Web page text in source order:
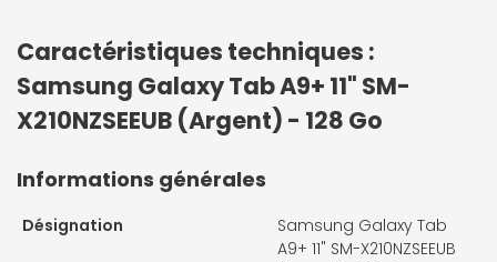
Caractéristiques techniques :
Samsung Galaxy Tab A9+ 11" SM-
X210NZSEEUB (Argent) - 128 Go
Informations générales
Désignation
Samsung Galaxy Tab
A9+ 11" SM-X210NZSEEUB